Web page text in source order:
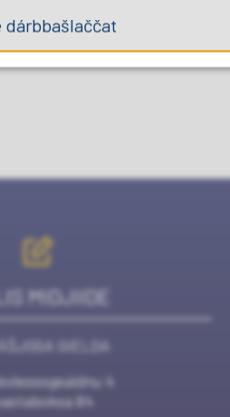
MIDJIIDE
GIELDA
4
84
dárbbašlaččat